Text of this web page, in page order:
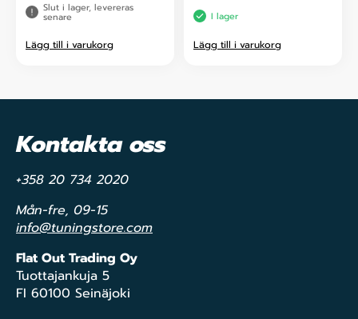
Slut i lager, levereras
senare
Lägg till i varukorg
I lager
Lägg till i varukorg
Kontakta oss
+358 20 734 2020
Mån-fre, 09-15
info@tuningstore.com
Flat Out Trading Oy
Tuottajankuja 5
FI 60100 Seinäjoki